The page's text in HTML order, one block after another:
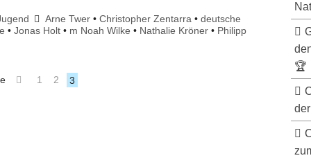
Arne Twer• Christopher Zentarra• deutsche
• Jonas Holt • m Noah Wilke • Nathalie Kröner • Philipp
1 2 3
🏆